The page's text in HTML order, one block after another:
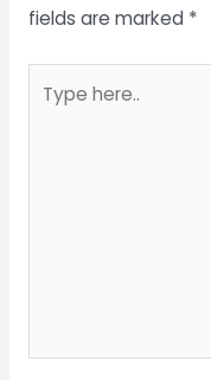
fields are marked *
here..